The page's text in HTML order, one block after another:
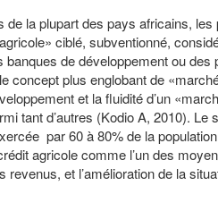
de la plupart des pays africains,
ciblé, subventionné,
banques de développement ou
concept plus englobant de
et la fluidité d’un
tant d’autres (Kodio A, 2010).
par 60 à 80% de la
agricole comme l’un des
revenus, et l’amélioration de la